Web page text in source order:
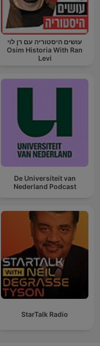
עושים היסטוריה עם רן לוי
Osim Historia With Ran
Levi
De Universiteit van
Nederland Podcast
StarTalk Radio